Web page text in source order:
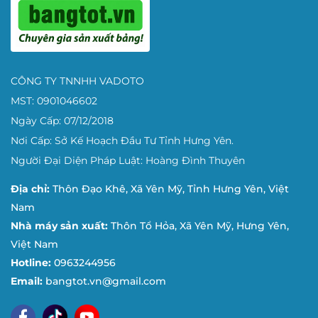
Bảng có thiết kế an toàn, tiện dụng
Bảng từ trắng
được bịt nhựa. Giúp tăng tính thẩm mỹ và an toàn cho
người sử dụng.
sự thoải mái và tiện dụng cho người dùng.
CÔNG TY TNNHH VADOTO
MST: 0901046602
Ngày Cấp: 07/12/2018
Nơi Cấp: Sở Kế Hoạch Đầu Tư Tỉnh Hưng Yên.
Người Đại Diện Pháp Luật: Hoàng Đình Thuyên
Địa chỉ: Thôn Đạo Khê, Xã Yên Mỹ, Tỉnh Hưng Yên, Việt
Nam
Nhà máy sản xuất: Thôn Tổ Hỏa, Xã Yên Mỹ, Hưng Yên,
Việt Nam
Hotline: 0963244956
Email: bangtot.vn@gmail.com